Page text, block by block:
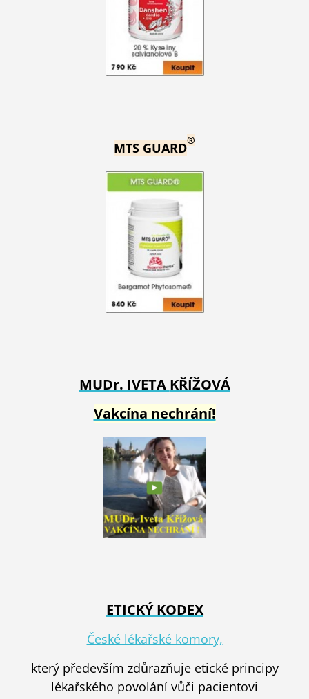
MTS GUARD®
MUDr. IVETA KŘÍŽOVÁ
Vakcína nechrání!
ETICKÝ KODEX
České lékařské komory,
který především zdůrazňuje etické principy
lékařského povolání vůči pacientovi